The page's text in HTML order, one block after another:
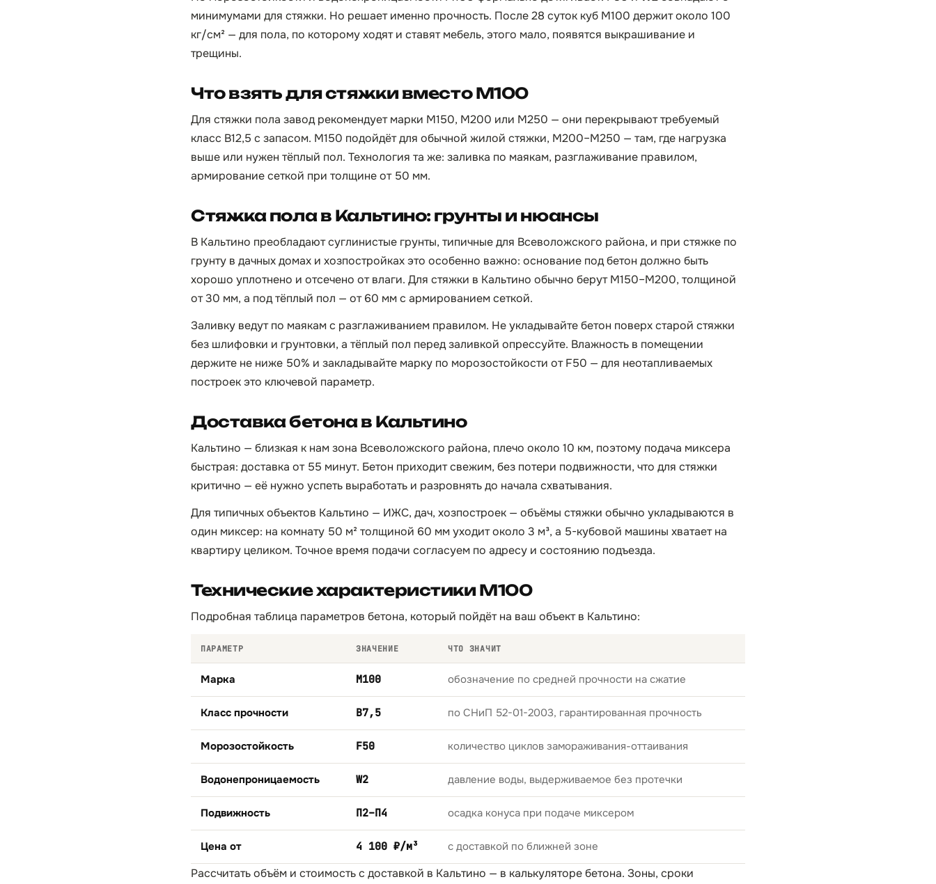
минимумами для стяжки. Но решает именно прочность. После 28 суток куб М100 держит около 100
кг/см² — для пола, по которому ходят и ставят мебель, этого мало, появятся выкрашивание и
трещины.
Что взять для стяжки вместо М100
Для стяжки пола завод рекомендует марки М150, М200 или М250 — они перекрывают требуемый
класс B12,5 с запасом. М150 подойдёт для обычной жилой стяжки, М200–М250 — там, где нагрузка
выше или нужен тёплый пол. Технология та же: заливка по маякам, разглаживание правилом,
армирование сеткой при толщине от 50 мм.
Стяжка пола в Кальтино: грунты и нюансы
В Кальтино преобладают суглинистые грунты, типичные для Всеволожского района, и при стяжке по
грунту в дачных домах и хозпостройках это особенно важно: основание под бетон должно быть
хорошо уплотнено и отсечено от влаги. Для стяжки в Кальтино обычно берут М150–М200, толщиной
от 30 мм, а под тёплый пол — от 60 мм с армированием сеткой.
Заливку ведут по маякам с разглаживанием правилом. Не укладывайте бетон поверх старой стяжки
без шлифовки и грунтовки, а тёплый пол перед заливкой опрессуйте. Влажность в помещении
держите не ниже 50% и закладывайте марку по морозостойкости от F50 — для неотапливаемых
построек это ключевой параметр.
Доставка бетона в Кальтино
Кальтино — близкая к нам зона Всеволожского района, плечо около 10 км, поэтому подача миксера
быстрая: доставка от 55 минут. Бетон приходит свежим, без потери подвижности, что для стяжки
критично — её нужно успеть выработать и разровнять до начала схватывания.
Для типичных объектов Кальтино — ИЖС, дач, хозпостроек — объёмы стяжки обычно укладываются в
один миксер: на комнату 50 м² толщиной 60 мм уходит около 3 м³, а 5-кубовой машины хватает на
квартиру целиком. Точное время подачи согласуем по адресу и состоянию подъезда.
Технические характеристики М100
Подробная таблица параметров бетона, который пойдёт на ваш объект в Кальтино:
ПАРАМЕТР ЗНАЧЕНИЕ ЧТО ЗНАЧИТ
Марка М100 обозначение по средней прочности на сжатие
Класс прочности B7,5 по СНиП 52-01-2003, гарантированная прочность
Морозостойкость F50 количество циклов замораживания-оттаивания
Водонепроницаемость W2 давление воды, выдерживаемое без протечки
Подвижность П2–П4 осадка конуса при подаче миксером
Цена от 4 100 ₽/м³ с доставкой по ближней зоне
Рассчитать объём и стоимость с доставкой в Кальтино — в калькуляторе бетона. Зоны, сроки